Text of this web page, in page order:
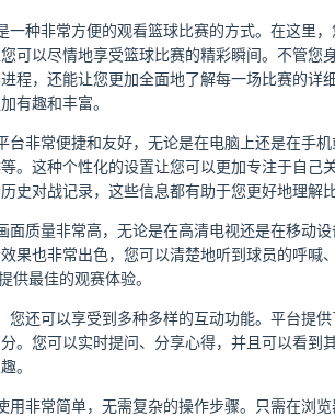
种非常方便的观看篮球比赛的方式。在这里
可以尽情地享受篮球比赛的精彩瞬间。不管
程，还能让您更加全面地了解每一场比赛的
有趣和丰富。
非常便捷和友好，无论是在电脑上还是在手
。这种个性化的设置让您可以更加专注于自
史对战记录，这些信息都有助于您更好地理解
质量非常高，无论是在高清电视还是在移动
果也非常出色，您可以清楚地听到球员的呼
供最佳的观赛体验。
还可以享受到多种多样的互动功能。平台提
。您可以实时提问、分享心得，并且可以看
。
非常简单，无需复杂的操作步骤。只需在浏